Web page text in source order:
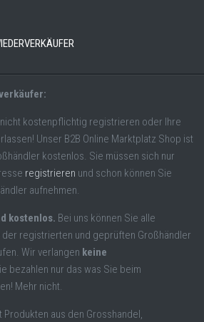
kostenpflichtig registrieren oder Ihre
Unser B2B Online Marktplatz Shop ist
kostenlos. Sie müssen sich nur
registrieren und schon können Sie
aufnehmen.
kostenlos. Bei uns können Sie alle
der registrierten und geprüften Großhändler
Wir verlangen keine
bezahlen nur das was Sie beim
Mehr nicht.
Produkten aus den Grosshandel,